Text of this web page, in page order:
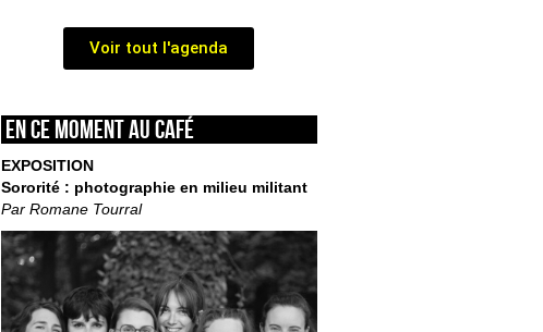
Voir tout l'agenda
En ce moment au café
EXPOSITION
Sororité : photographie en milieu militant
Par Romane Tourral